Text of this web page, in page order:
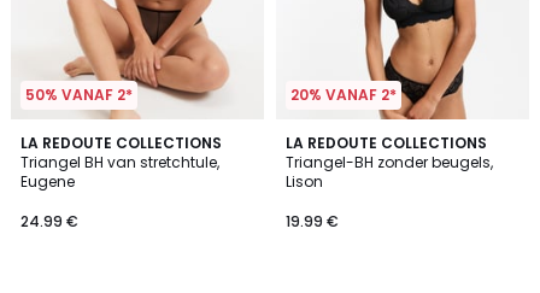
50% VANAF 2*
LA REDOUTE COLLECTIONS
Triangel BH van stretchtule,
Eugene
24.99 €
3
/
5
20% VANAF 2*
LA REDOUTE COLLECTIONS
Triangel-BH zonder beugels,
Lison
19.99 €
4.8
/ 5
3
Kleuren